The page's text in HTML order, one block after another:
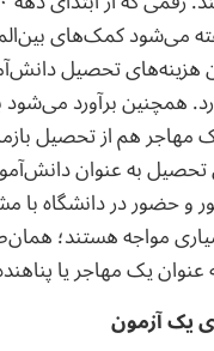
می‌شود کمک‌های
هزینه‌های تحصیل
مهاجر هم از تحصیل
به عنوان
و حضور در دانشگاه با
مواجه هستند؛
یک مهاجر یا
یک آزمون